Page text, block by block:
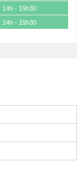
14h - 19h30
14h - 19h30